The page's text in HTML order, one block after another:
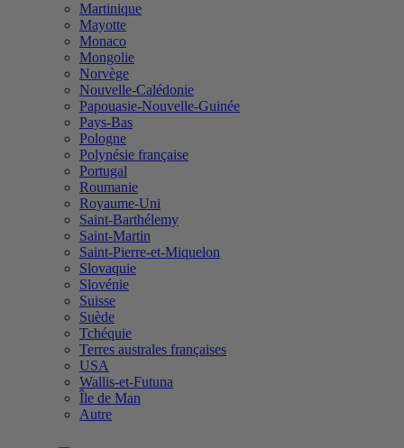
Martinique
Mayotte
Monaco
Mongolie
Norvège
Nouvelle-Calédonie
Papouasie-Nouvelle-Guinée
Pays-Bas
Pologne
Polynésie française
Portugal
Roumanie
Royaume-Uni
Saint-Barthélemy
Saint-Martin
Saint-Pierre-et-Miquelon
Slovaquie
Slovénie
Suisse
Suède
Tchéquie
Terres australes françaises
USA
Wallis-et-Futuna
Île de Man
Autre